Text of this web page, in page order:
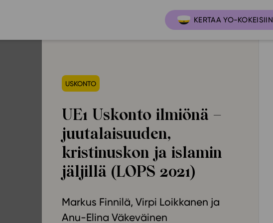
KERTAA YO-KOKEISIIN
Lukio
LOPS 2021
GLP 2021
Oppimateriaalit
Hinnasto
Lukion pakettilisenssi
Käyttöönotto
Bruksanvisning
Ominaisuudet
Yhteisö
Suosittelut
Ohjekeskus
USKONTO
UE1 Uskonto ilmiönä –
juutalaisuuden,
kristinuskon ja islamin
jäljillä (LOPS 2021)
Markus Finnilä Virpi Loikkanen
Anu-Elina Väkeväinen